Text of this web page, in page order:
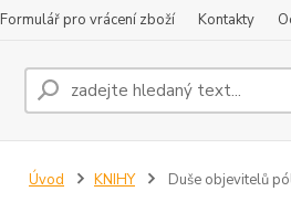
Formulář pro vrácení zboží Kontakty
Úvod KNIHY Duše objevitelů